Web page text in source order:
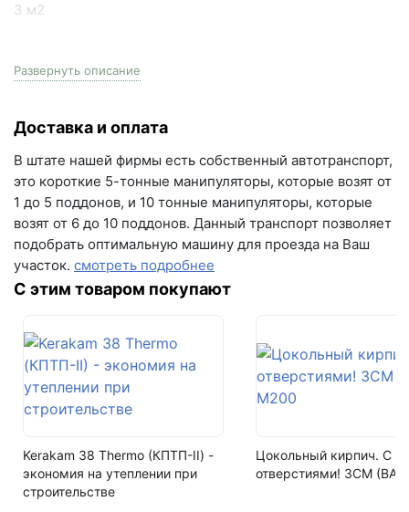
3 м2
Premium
гибкая черепица
Номенклатура
Генуя
Вес
9.4 кг
На поддоне
Развернуть описание
Доставка и оплата
В штате нашей фирмы есть собственный автотранспорт,
это короткие 5-тонные манипуляторы, которые возят от
1 до 5 поддонов, и 10 тонные манипуляторы, которые
возят от 6 до 10 поддонов. Данный транспорт позволяет
подобрать оптимальную машину для проезда на Ваш
участок. смотреть подробнее
С этим товаром покупают
Kerakam 38 Thermo (КПТП-II) -
экономия на утеплении при
строительстве
Цокольный кирпич. С
отверстиями! ЗСМ